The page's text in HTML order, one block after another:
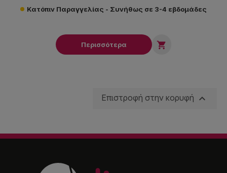
Κατόπιν Παραγγελίας - Συνήθως σε 3-4 εβδομάδες
Περισσότερα 
Επιστροφή στην κορυφή 